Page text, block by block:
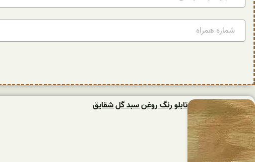
تابلو رنگ روغن سبد گل شقایق